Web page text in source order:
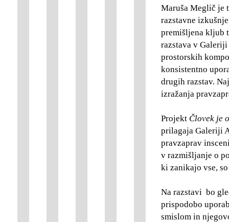
Maruša Meglič je
razstavne
premišljena kljub
razstava v
prostorskih
konsistentno
drugih razstav.
izražanja
Projekt Človek je
prilagaja Galeriji
pravzaprav
v razmišljanje o
ki zanikajo vse,
Na razstavi bo
prispodobo
smislom in